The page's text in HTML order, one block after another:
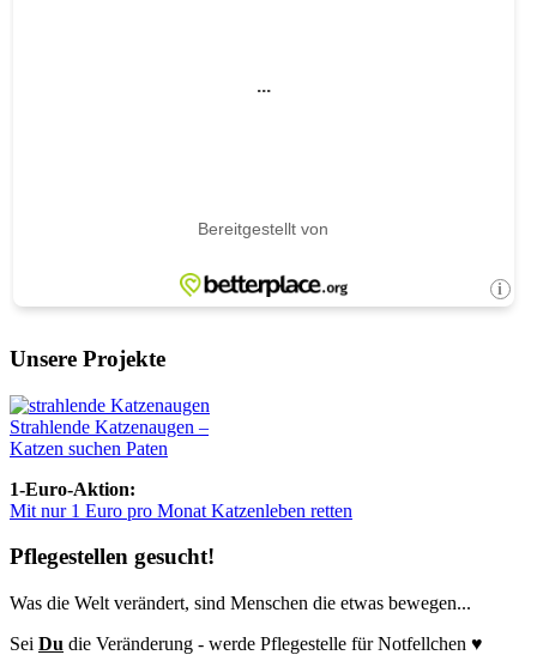
Unsere Projekte
Strahlende Katzenaugen –
Katzen suchen Paten
1-Euro-Aktion:
Mit nur 1 Euro pro Monat Katzenleben retten
Pflegestellen gesucht!
Was die Welt verändert, sind Menschen die etwas bewegen...
Sei Du die Veränderung - werde Pflegestelle für Notfellchen ♥